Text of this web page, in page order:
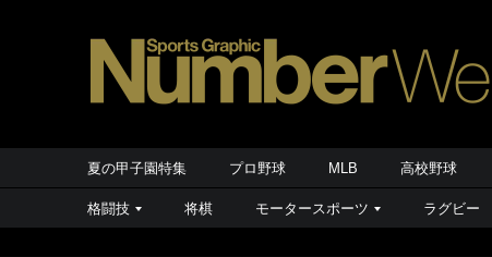
夏の甲子園特集 プロ野球 MLB 高校野球
格闘技 将棋 モータースポーツ ラグビー